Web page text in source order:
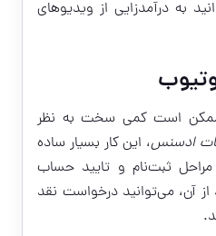
به درآمدزایی از ویدیوهای
است کمی سخت به نظر
ادسنس، این کار بسیار ساده
ثبت‌نام و تایید حساب
آن، می‌توانید درخواست نقد